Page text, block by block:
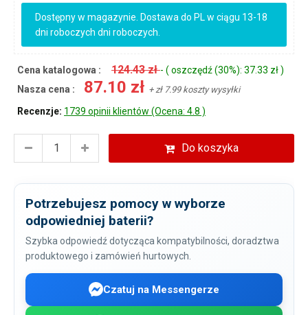
Dostępny w magazynie. Dostawa do PL w ciągu 13-18
dni roboczych dni roboczych.
Cena katalogowa : 124.43 zł- ( oszczędź (30%): 37.33 zł )
Nasza cena :
87.10 zł + zł 7.99 koszty wysyłki
Recenzje: 1739 opinii klientów (Ocena: 4.8 )
Do koszyka
Potrzebujesz pomocy w wyborze
odpowiedniej baterii?
Szybka odpowiedź dotycząca kompatybilności, doradztwa
produktowego i zamówień hurtowych.
Czatuj na Messengerze